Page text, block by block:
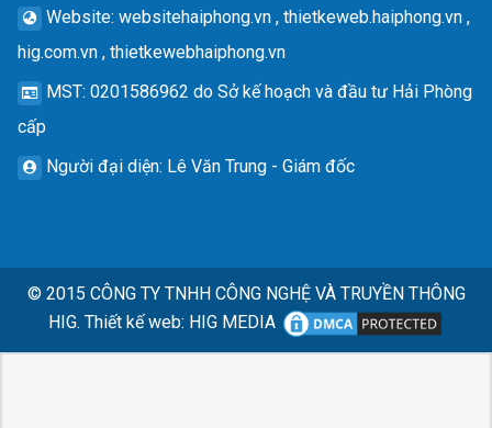
Website: websitehaiphong.vn , thietkeweb.haiphong.vn ,
hig.com.vn , thietkewebhaiphong.vn
MST: 0201586962 do Sở kế hoạch và đầu tư Hải Phòng
cấp
Người đại diện: Lê Văn Trung - Giám đốc
© 2015 CÔNG TY TNHH CÔNG NGHỆ VÀ TRUYỀN THÔNG
HIG. Thiết kế web: HIG MEDIA